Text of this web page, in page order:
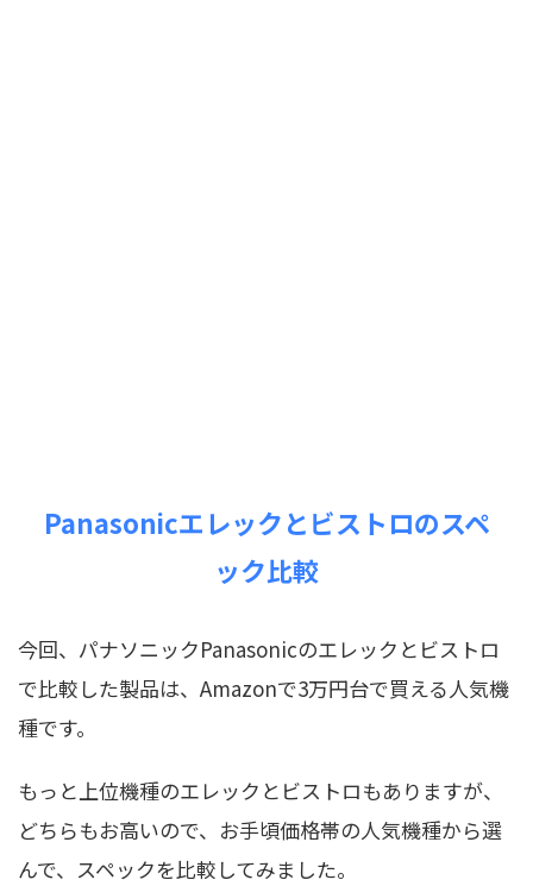
Panasonicエレックとビストロのスペ
ック比較
今回、パナソニックPanasonicのエレックとビストロ
で比較した製品は、Amazonで3万円台で買える人気機
種です。
もっと上位機種のエレックとビストロもありますが、
どちらもお高いので、お手頃価格帯の人気機種から選
んで、スペックを比較してみました。